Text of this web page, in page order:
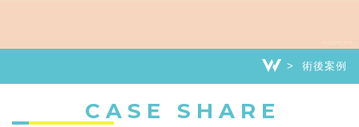
術後案例
CASE SHARE